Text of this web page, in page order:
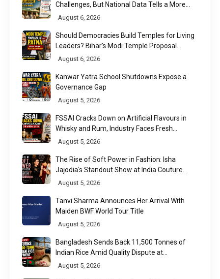
Challenges, But National Data Tells a More
Nuanced Story
August 6, 2026
Should Democracies Build Temples for Living
Leaders? Bihar's Modi Temple Proposal
Raises a Constitutional Question
August 6, 2026
Kanwar Yatra School Shutdowns Expose a
Governance Gap
August 5, 2026
FSSAI Cracks Down on Artificial Flavours in
Whisky and Rum, Industry Faces Fresh
Regulatory Challenge
August 5, 2026
The Rise of Soft Power in Fashion: Isha
Jajodia's Standout Show at India Couture
Week 2026
August 5, 2026
Tanvi Sharma Announces Her Arrival With
Maiden BWF World Tour Title
August 5, 2026
Bangladesh Sends Back 11,500 Tonnes of
Indian Rice Amid Quality Dispute at
Chittagong Port
August 5, 2026